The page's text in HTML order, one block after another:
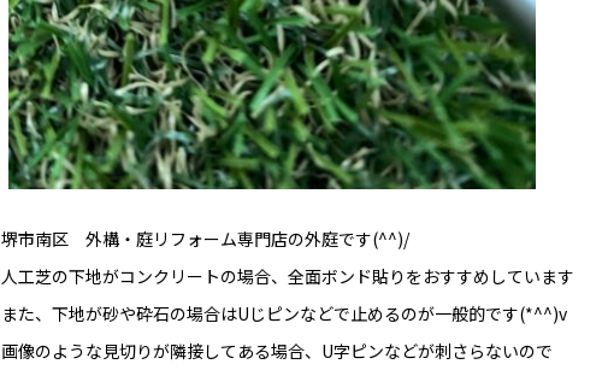
堺市南区 外構・庭リフォーム専門店の外庭です(^^)/
人工芝の下地がコンクリートの場合、全面ボンド貼りをおすすめしています
また、下地が砂や砕石の場合はUじピンなどで止めるのが一般的です(*^^)v
画像のような見切りが隣接してある場合、U字ピンなどが刺さらないので